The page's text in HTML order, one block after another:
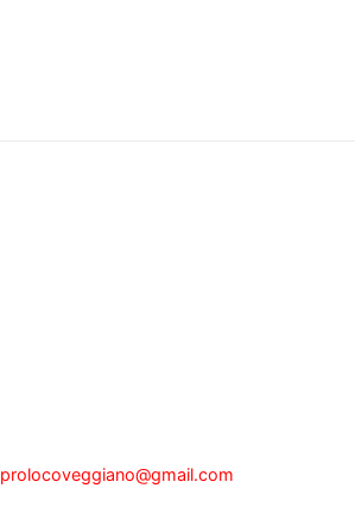
prolocoveggiano@gmail.com